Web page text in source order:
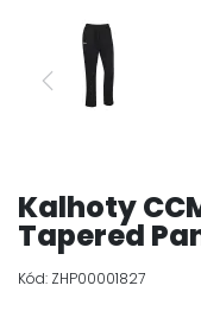
Kalhoty
Tapered
Kód: ZHP00001827